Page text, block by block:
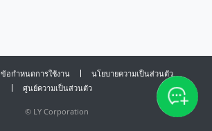
ข้อกำหนดการใช้งาน
นโยบายความเป็นส่วนตัว
ศูนย์ความเป็นส่วนตัว
© LY Corporation